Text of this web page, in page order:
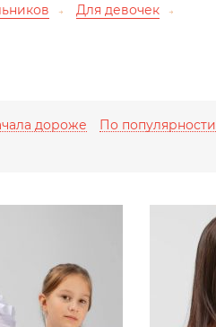
→ Для девочек →
дороже По популярности